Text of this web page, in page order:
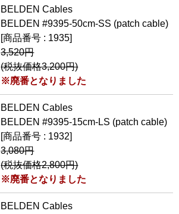
BELDEN Cables
BELDEN #9395-50cm-SS (patch cable)
[商品番号 : 1935]
3,520円
(税抜価格3,200円)
※廃番となりました
BELDEN Cables
BELDEN #9395-15cm-LS (patch cable)
[商品番号 : 1932]
3,080円
(税抜価格2,800円)
※廃番となりました
BELDEN Cables